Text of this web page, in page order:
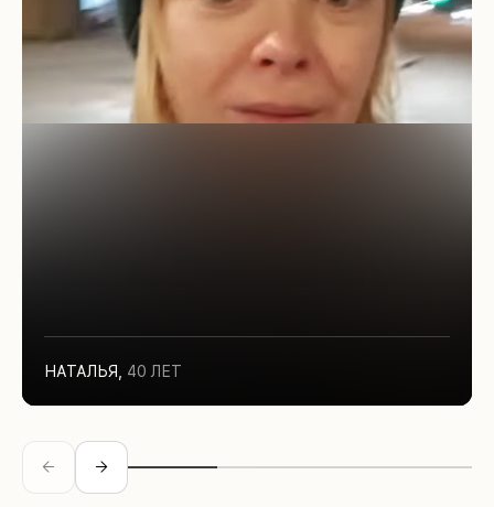
НАТАЛЬЯ, 40 ЛЕТ